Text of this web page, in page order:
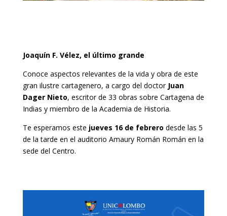
Joaquín F. Vélez, el último grande
Conoce aspectos relevantes de la vida y obra de este
gran ilustre cartagenero, a cargo del doctor Juan
Dager Nieto, escritor de 33 obras sobre Cartagena de
Indias y miembro de la Academia de Historia.
Te esperamos este jueves 16 de febrero desde las 5
de la tarde en el auditorio Amaury Román Román en la
sede del Centro.